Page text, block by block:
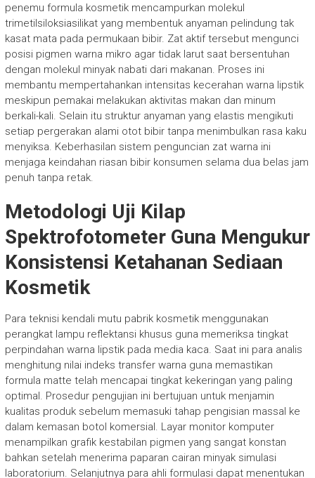
penemu formula kosmetik mencampurkan molekul
trimetilsiloksiasilikat yang membentuk anyaman pelindung tak
kasat mata pada permukaan bibir. Zat aktif tersebut mengunci
posisi pigmen warna mikro agar tidak larut saat bersentuhan
dengan molekul minyak nabati dari makanan. Proses ini
membantu mempertahankan intensitas kecerahan warna lipstik
meskipun pemakai melakukan aktivitas makan dan minum
berkali-kali. Selain itu struktur anyaman yang elastis mengikuti
setiap pergerakan alami otot bibir tanpa menimbulkan rasa kaku
menyiksa. Keberhasilan sistem penguncian zat warna ini
menjaga keindahan riasan bibir konsumen selama dua belas jam
penuh tanpa retak.
Metodologi Uji Kilap
Spektrofotometer Guna Mengukur
Konsistensi Ketahanan Sediaan
Kosmetik
Para teknisi kendali mutu pabrik kosmetik menggunakan
perangkat lampu reflektansi khusus guna memeriksa tingkat
perpindahan warna lipstik pada media kaca. Saat ini para analis
menghitung nilai indeks transfer warna guna memastikan
formula matte telah mencapai tingkat kekeringan yang paling
optimal. Prosedur pengujian ini bertujuan untuk menjamin
kualitas produk sebelum memasuki tahap pengisian massal ke
dalam kemasan botol komersial. Layar monitor komputer
menampilkan grafik kestabilan pigmen yang sangat konstan
bahkan setelah menerima paparan cairan minyak simulasi
laboratorium. Selanjutnya para ahli formulasi dapat menentukan